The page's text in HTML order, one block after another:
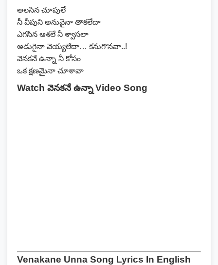
అలసిన చూపులే
నీ వీపుని అనువైనా తాకలేదా
ఎగసిన ఆశలే నీ శ్వాసలా
అడుగైనా వెయ్యలేదా… కనుగొనవా..!
వెనకనే ఉన్నా నీ కోసం
ఒక క్షణమైనా చూశావా
Watch వెనకనే ఉన్నా Video Song
Venakane Unna Song Lyrics In English